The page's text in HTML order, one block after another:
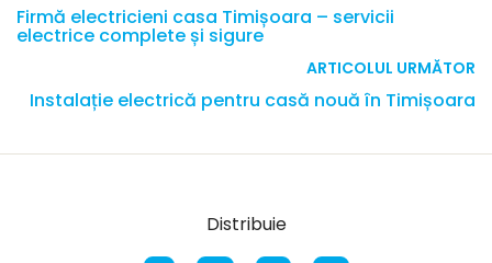
Firmă electricieni casa Timișoara – servicii
electrice complete și sigure
ARTICOLUL URMĂTOR
Instalație electrică pentru casă nouă în Timișoara
Distribuie